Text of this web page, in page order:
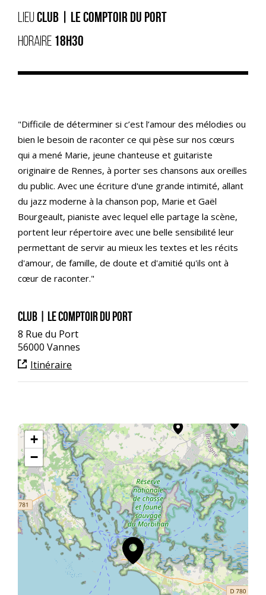
LIEUCLUB | LE COMPTOIR DU PORT
HORAIRE 18H30
"Difficile de déterminer si c’est l’amour des mélodies ou
bien le besoin de raconter ce qui pèse sur nos cœurs
qui a mené Marie, jeune chanteuse et guitariste
originaire de Rennes, à porter ses chansons aux oreilles
du public. Avec une écriture d'une grande intimité, allant
du jazz moderne à la chanson pop, Marie et Gaël
Bourgeault, pianiste avec lequel elle partage la scène,
portent leur répertoire avec une belle sensibilité leur
permettant de servir au mieux les textes et les récits
d'amour, de famille, de doute et d'amitié qu'ils ont à
cœur de raconter."
Club | Le comptoir du port
8 Rue du Port
56000 Vannes
Itinéraire
+
−